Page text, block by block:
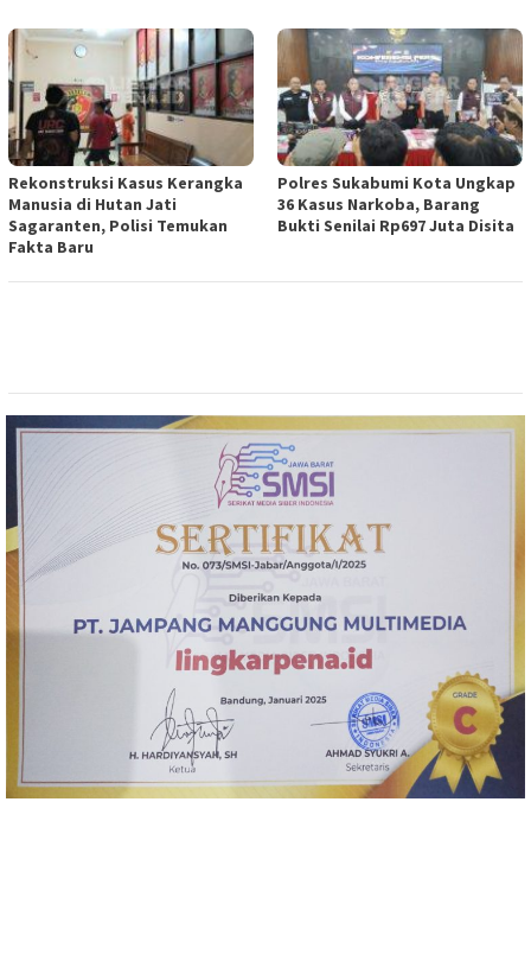
Rekonstruksi Kasus Kerangka
Manusia di Hutan Jati
Sagaranten, Polisi Temukan
Fakta Baru
Polres Sukabumi Kota Ungkap
36 Kasus Narkoba, Barang
Bukti Senilai Rp697 Juta Disita